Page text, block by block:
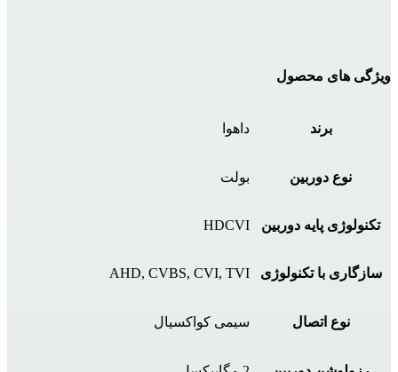
ویژگی های محصول
برند داهوا
نوع دوربین بولت
تکنولوژی پایه دوربین HDCVI
سازگاری با تکنولوژی AHD, CVBS, CVI, TVI
نوع اتصال سیمی کواکسیال